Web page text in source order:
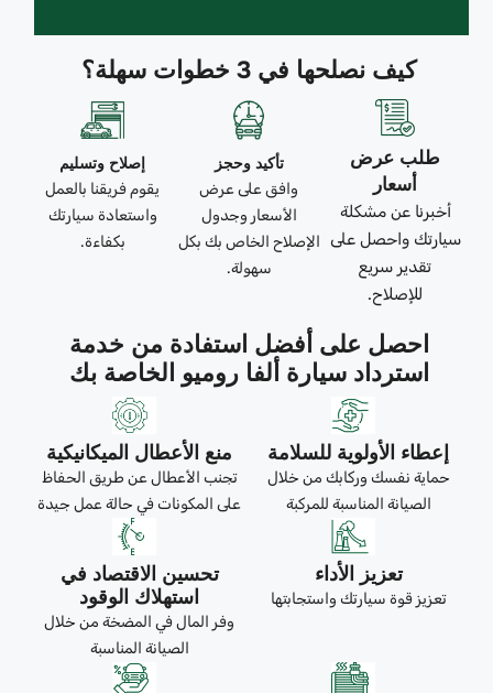
كيف نصلحها في 3 خطوات سهلة؟
طلب عرض
أسعار
أخبرنا عن مشكلة
سيارتك واحصل على
تقدير سريع
للإصلاح.
تأكيد وحجز
وافق على عرض
الأسعار وجدول
الإصلاح الخاص بك بكل
سهولة.
إصلاح وتسليم
يقوم فريقنا بالعمل
واستعادة سيارتك
بكفاءة.
احصل على أفضل استفادة من خدمة
استرداد سيارة ألفا روميو الخاصة بك
إعطاء الأولوية للسلامة
حماية نفسك وركابك من خلال
الصيانة المناسبة للمركبة
منع الأعطال الميكانيكية
تجنب الأعطال عن طريق الحفاظ
على المكونات في حالة عمل جيدة
تعزيز الأداء
تعزيز قوة سيارتك واستجابتها
تحسين الاقتصاد في
استهلاك الوقود
وفر المال في المضخة من خلال
الصيانة المناسبة